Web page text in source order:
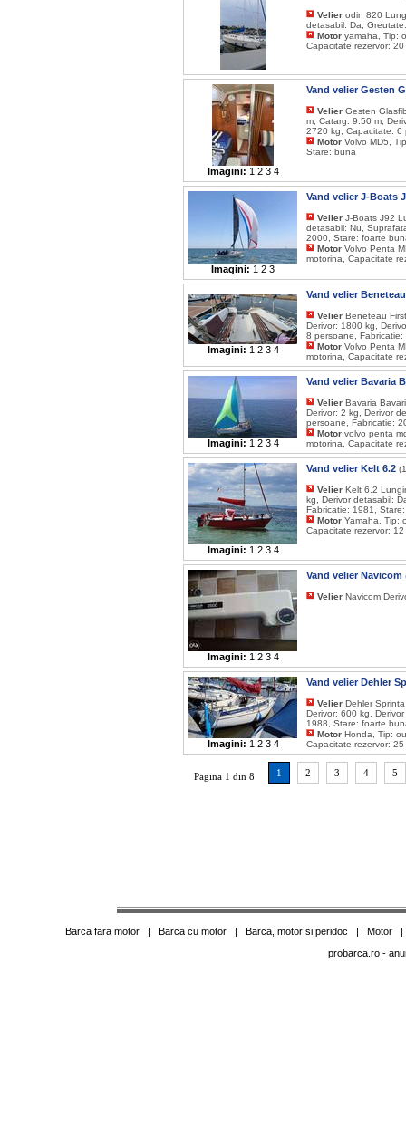
Velier odin 820
detasabil: Da,
Motor yamaha, Tip:
Capacitate rezervor:
Imagini: 1 2 3 4
Vand velier Gesten
Velier Gesten
m, Catarg: 9.50 m,
2720 kg, Capacitate: 6
Motor Volvo MD5,
Stare: buna
Imagini: 1 2 3
Vand velier J-Boats
Velier J-Boats J92
detasabil: Nu,
2000, Stare: foarte
Motor Volvo Penta
motorina, Capacitate
Imagini: 1 2 3 4
Vand velier
Velier Beneteau
Derivor: 1800 kg,
8 persoane,
Motor Volvo Penta
motorina, Capacitate
Imagini: 1 2 3 4
Vand velier Bavaria
Velier Bavaria
Derivor: 2 kg, Derivor
persoane, Fabricatie:
Motor volvo penta
motorina, Capacitate
Imagini: 1 2 3 4
Vand velier Kelt 6.2
Velier Kelt 6.2
kg, Derivor detasabil:
Fabricatie: 1981,
Motor Yamaha, Tip:
Capacitate rezervor:
Imagini: 1 2 3 4
Vand velier Navicom
Velier Navicom
Imagini: 1 2 3 4
Vand velier Dehler
Velier Dehler
Derivor: 600 kg,
1988, Stare: foarte
Motor Honda, Tip:
Capacitate rezervor:
Pagina 1 din 8 1 2 3 4 5
Barca fara motor | Barca cu motor | Barca, motor si peridoc | Motor
probarca.ro -